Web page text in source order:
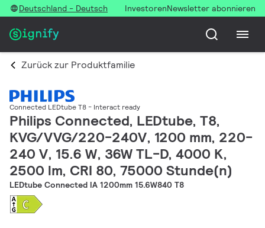
Deutschland - Deutsch InvestorenNewsletter abonnieren
Zurück zur Produktfamilie
Connected LEDtube T8 - Interact ready
Philips Connected, LEDtube, T8,
KVG/VVG/220-240V, 1200 mm, 220-
240 V, 15.6 W, 36W TL-D, 4000 K,
2500 lm, CRI 80, 75000 Stunde(n)
LEDtube Connected IA 1200mm 15.6W840 T8